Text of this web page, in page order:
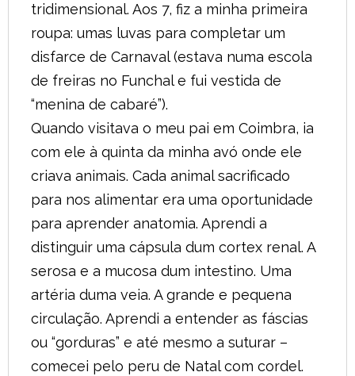
tridimensional. Aos 7, fiz a minha primeira
roupa: umas luvas para completar um
disfarce de Carnaval (estava numa escola
de freiras no Funchal e fui vestida de
“menina de cabaré”).
Quando visitava o meu pai em Coimbra, ia
com ele à quinta da minha avó onde ele
criava animais. Cada animal sacrificado
para nos alimentar era uma oportunidade
para aprender anatomia. Aprendi a
distinguir uma cápsula dum cortex renal. A
serosa e a mucosa dum intestino. Uma
artéria duma veia. A grande e pequena
circulação. Aprendi a entender as fáscias
ou “gorduras” e até mesmo a suturar –
comecei pelo peru de Natal com cordel.